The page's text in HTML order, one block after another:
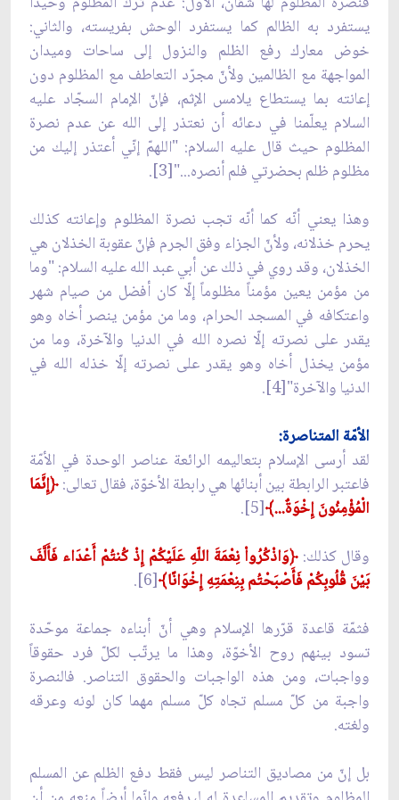
يستفرد به الظالم كما يستفرد الوحش بفريسته، والثاني:
خوض معارك رفع الظلم والنزول إلى ساحات وميدان
المواجهة مع الظالمين ولأنّ مجرّد التعاطف مع المظلوم دون
إعانته بما يستطاع يلامس الإثم، فإنّ الإمام السجّاد عليه
السلام يعلّمنا في دعائه أن نعتذر إلى الله عن عدم نصرة
المظلوم حيث قال عليه السلام: "اللهمّ إنّي أعتذر إليك من
مظلوم ظلم بحضرتي فلم أنصره..."[3].
وهذا يعني أنّه كما أنّه تجب نصرة المظلوم وإعانته كذلك
يحرم خذلانه، ولأنّ الجزاء وفق الجرم فإنّ عقوبة الخذلان هي
الخذلان، وقد روي في ذلك عن أبي عبد الله عليه السلام: "وما
من مؤمن يعين مؤمناً مظلوماً إلّا كان أفضل من صيام شهر
واعتكافه في المسجد الحرام، وما من مؤمن ينصر أخاه وهو
يقدر على نصرته إلّا نصره الله في الدنيا والآخرة، وما من
مؤمن يخذل أخاه وهو يقدر على نصرته إلّا خذله الله في
الدنيا والآخرة"[4].
الأمّة المتناصرة:
لقد أرسى الإسلام بتعاليمه الرائعة عناصر الوحدة في الأمّة
فاعتبر الرابطة بين أبنائها هي رابطة الأخوّة، فقال تعالى:﴿إِنَّمَا
الْمُؤْمِنُونَ إِخْوَةٌ...﴾[5].
وقال كذلك: ﴿وَاذْكُرُواْ نِعْمَةَ اللّهِ عَلَيْكُمْ إِذْ كُنتُمْ أَعْدَاء فَأَلَّفَ
بَيْنَ قُلُوبِكُمْ فَأَصْبَحْتُم بِنِعْمَتِهِ إِخْوَانًا﴾[6].
فثمّة قاعدة قرّرها الإسلام وهي أنّ أبناءه جماعة موحّدة
تسود بينهم روح الأخوّة، وهذا ما يرتّب لكلّ فرد حقوقاً
وواجبات، ومن هذه الواجبات والحقوق التناصر. فالنصرة
واجبة من كلّ مسلم تجاه كلّ مسلم مهما كان لونه وعرقه
ولغته.
بل إنّ من مصاديق التناصر ليس فقط دفع الظلم عن المسلم